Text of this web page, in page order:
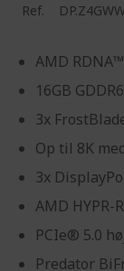
Ref.
AMD
16GB
3x
Op til 8K
3x
AMD HYPR-
PCIe® 5.0
Predator